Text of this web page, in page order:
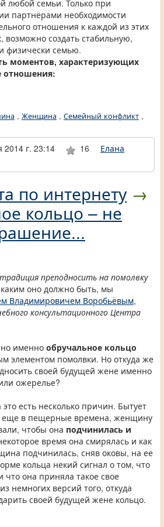
любой семьи. Только при
партнёрами необходимости
отношения к каждой из этих
возможно создать стабильную,
физически семью.
моментов, характеризующих
отношения:
, Женщина , Семейный конфликт ,
г. 23:14 16
Елана
по интернету→
кольцо – не
преподносить на помолвку
оно должно быть, мы
Владимировичем Воробьёвым,
консультационного Центра
именно обручальное кольцо
элементом помолвки. Но откуда же
своей будущей жене именно
ожерелье?
есть несколько причин. Бытует
еще в пещерные времена, женщину
чтобы она подчинилась и
время она смирялась и как
подчинилась, сняв оковы, на ее
кольца некий сигнал о том, что
она приняла такое свое
немногих версий того, откуда
своей будущей жене кольцо.